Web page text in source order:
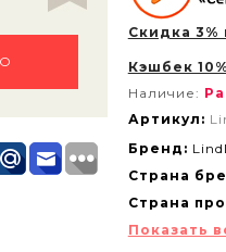
Скидка 3%
Кэшбек
Наличие:
Артикул:
Бренд:
Страна
Страна
Показать